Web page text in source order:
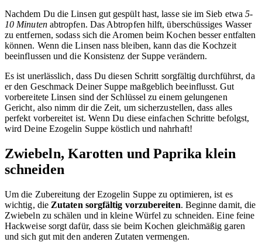
Nachdem Du die Linsen gut gespült hast, lasse sie im Sieb etwa5-
10 Minutenabtropfen. Das Abtropfen hilft, überschüssiges Wasser
zu entfernen, sodass sich die Aromen beim Kochen besser entfalten
können. Wenn die Linsen nass bleiben, kann das die Kochzeit
beeinflussen und die Konsistenz der Suppe verändern.
Es ist unerlässlich, dass Du diesen Schritt sorgfältig durchführst, da
er den Geschmack Deiner Suppe maßgeblich beeinflusst. Gut
vorbereitete Linsen sind der Schlüssel zu einem gelungenen
Gericht, also nimm dir die Zeit, um sicherzustellen, dass alles
perfekt vorbereitet ist. Wenn Du diese einfachen Schritte befolgst,
wird Deine Ezogelin Suppe köstlich und nahrhaft!
Zwiebeln, Karotten und Paprika klein
schneiden
Um die Zubereitung der Ezogelin Suppe zu optimieren, ist es
wichtig, die Zutaten sorgfältig vorzubereiten. Beginne damit, die
Zwiebeln zu schälen und in kleine Würfel zu schneiden. Eine feine
Hackweise sorgt dafür, dass sie beim Kochen gleichmäßig garen
und sich gut mit den anderen Zutaten vermengen.